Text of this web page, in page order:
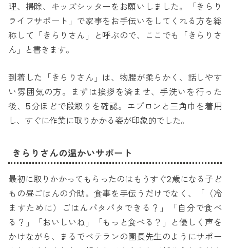
理、掃除、キッズシッターをお願いしました。「きらり
ライフサポート」で家事をお手伝いをしてくれる方を総
称して「きらりさん」と呼ぶので、ここでも「きらりさ
ん」と書きます。
到着した「きらりさん」は、物腰が柔らかく、話しやす
い雰囲気の方。まずは挨拶を済ませ、手洗いを行った
後、5分ほどで段取りを確認。エプロンと三角巾を着用
し、すぐに作業に取りかかる姿が印象的でした。
きらりさんの温かいサポート
最初に取りかかってもらったのはもうすぐ2歳になる子ど
もの昼ごはんの介助。食事を手伝うだけでなく、「（冷
ますために）ごはんパタパタできる？」「自分で食べ
る？」「おいしいね」「もっと食べる？」と優しく声を
かけながら、まるでベテランの園長先生のようにサポー